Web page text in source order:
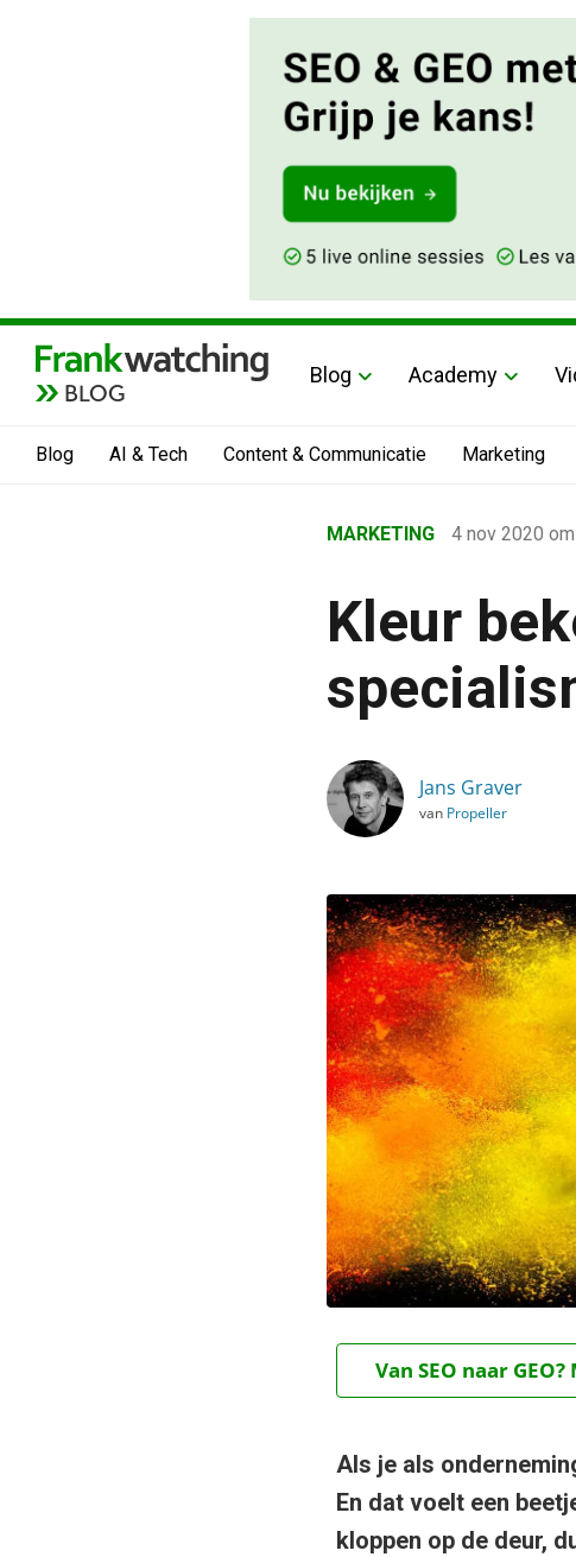
BLOG
Blog Academy
Blog AI & Tech Content & Communicatie Marketing
›
›
MARKETING 4 nov 2020
Kleur
Jans Graver
van Propeller
Van SEO naar
Als je als
En dat voelt een
kloppen op de deur,